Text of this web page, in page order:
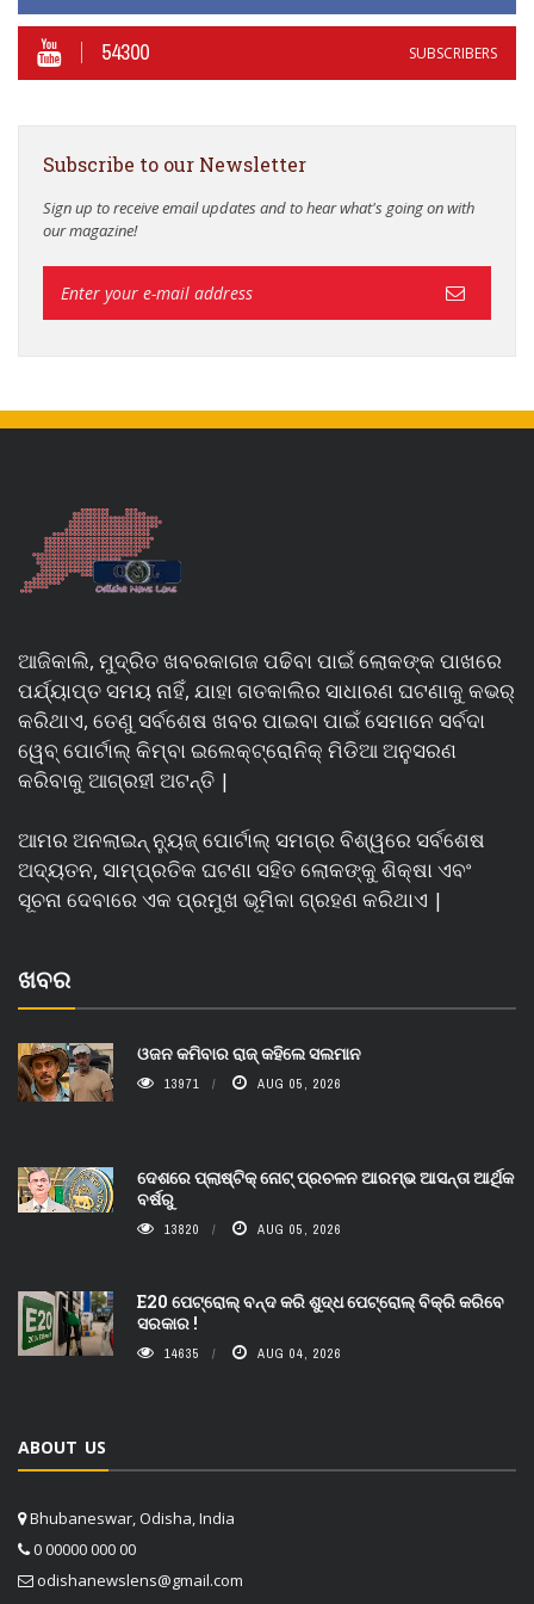
54300 SUBSCRIBERS
Subscribe to our Newsletter
Sign up to receive email updates and to hear what's going on with
our magazine!
ଆଜିକାଲି, ମୁଦ୍ରିତ ଖବରକାଗଜ ପଢିବା ପାଇଁ ଲୋକଙ୍କ ପାଖରେ
ପର୍ଯ୍ୟାପ୍ତ ସମୟ ନାହିଁ, ଯାହା ଗତକାଲିର ସାଧାରଣ ଘଟଣାକୁ କଭର୍
କରିଥାଏ, ତେଣୁ ସର୍ବଶେଷ ଖବର ପାଇବା ପାଇଁ ସେମାନେ ସର୍ବଦା
ୱେବ୍ ପୋର୍ଟାଲ୍ କିମ୍ବା ଇଲେକ୍ଟ୍ରୋନିକ୍ ମିଡିଆ ଅନୁସରଣ
କରିବାକୁ ଆଗ୍ରହୀ ଅଟନ୍ତି |
ଆମର ଅନଲାଇନ୍ ନ୍ୟୁଜ୍ ପୋର୍ଟାଲ୍ ସମଗ୍ର ବିଶ୍ୱରେ ସର୍ବଶେଷ
ଅଦ୍ୟତନ, ସାମ୍ପ୍ରତିକ ଘଟଣା ସହିତ ଲୋକଙ୍କୁ ଶିକ୍ଷା ଏବଂ
ସୂଚନା ଦେବାରେ ଏକ ପ୍ରମୁଖ ଭୂମିକା ଗ୍ରହଣ କରିଥାଏ |
ଖବର
ଓଜନ କମିବାର ରାଜ୍ କହିଲେ ସଲମାନ
13971 AUG 05, 2026
ଦେଶରେ ପ୍ଲାଷ୍ଟିକ୍ ନୋଟ୍‌ ପ୍ରଚଳନ ଆରମ୍ଭ ଆସନ୍ତା ଆର୍ଥିକ
ବର୍ଷରୁ
13820 AUG 05, 2026
E20 ପେଟ୍ରୋଲ୍ ବନ୍ଦ କରି ଶୁଦ୍ଧ ପେଟ୍ରୋଲ୍ ବିକ୍ରି କରିବେ
ସରକାର !
14635 AUG 04, 2026
ABOUT US
Bhubaneswar, Odisha, India
0 00000 000 00
odishanewslens@gmail.com